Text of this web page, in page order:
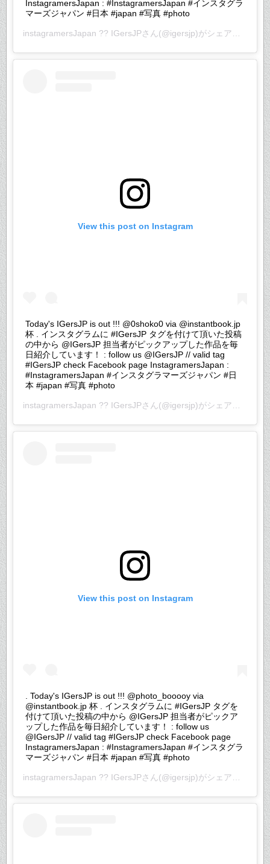
InstagramersJapan : #InstagramersJapan #インスタグラ
マーズジャパン #日本 #japan #写真 #photo
instagramersJapan ?? IGersJPさん(@igersjp)がシェアした投稿 –
View this post on Instagram
Today's IGersJP is out !!! @0shoko0 via @instantbook.jp
杯 . インスタグラムに #IGersJP タグを付けて頂いた投稿
の中から @IGersJP 担当者がピックアップした作品を毎
日紹介しています！ : follow us @IGersJP // valid tag
#IGersJP check Facebook page InstagramersJapan :
#InstagramersJapan #インスタグラマーズジャパン #日
本 #japan #写真 #photo
instagramersJapan ?? IGersJPさん(@igersjp)がシェアした投稿 –
View this post on Instagram
. Today's IGersJP is out !!! @photo_booooy via
@instantbook.jp 杯 . インスタグラムに #IGersJP タグを
付けて頂いた投稿の中から @IGersJP 担当者がピックア
ップした作品を毎日紹介しています！ : follow us
@IGersJP // valid tag #IGersJP check Facebook page
InstagramersJapan : #InstagramersJapan #インスタグラ
マーズジャパン #日本 #japan #写真 #photo
instagramersJapan ?? IGersJPさん(@igersjp)がシェアした投稿 –